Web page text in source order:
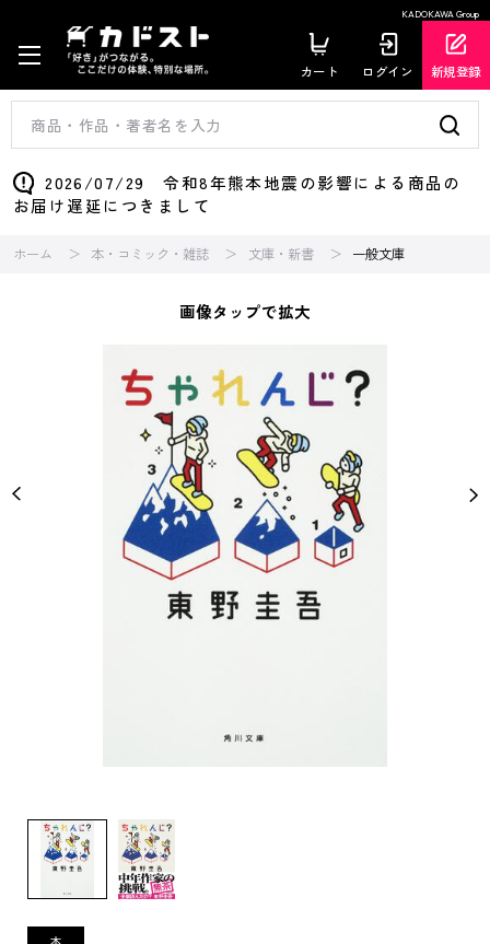
KADOKAWA Group
カート ログイン 新規登録
2026/07/29 令和8年熊本地震の影響による商品の
お届け遅延につきまして
ホーム 本・コミック・雑誌 文庫・新書 一般文庫
画像タップで拡大